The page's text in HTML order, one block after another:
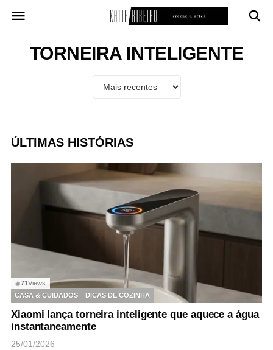
para
conteúdoTORNEIRA INTELIGENTE
ÚLTIMAS HISTÓRIAS
◉71 Views
CASA & CUIDADOS
DICAS DE COZINHA
Xiaomi lança torneira inteligente que aquece a água
instantaneamente
25/01/2026